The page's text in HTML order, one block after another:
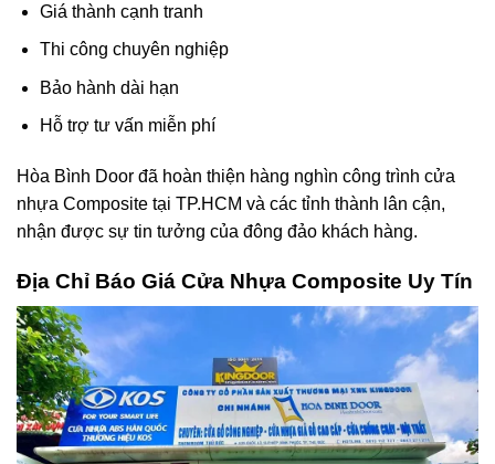
Giá thành cạnh tranh
Thi công chuyên nghiệp
Bảo hành dài hạn
Hỗ trợ tư vấn miễn phí
Hòa Bình Door đã hoàn thiện hàng nghìn công trình cửa
nhựa Composite tại TP.HCM và các tỉnh thành lân cận,
nhận được sự tin tưởng của đông đảo khách hàng.
Địa Chỉ Báo Giá Cửa Nhựa Composite Uy Tín